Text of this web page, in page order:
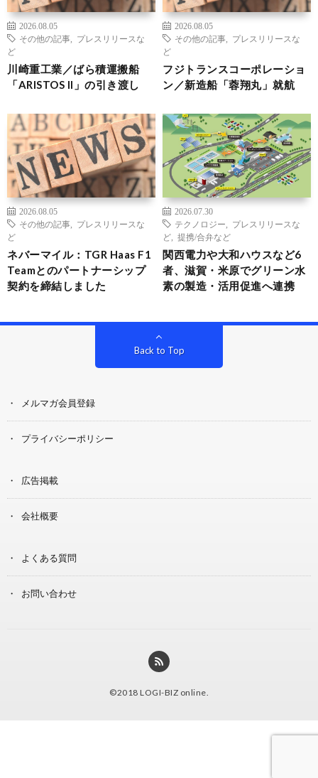
2026.08.05
その他の記事
プレスリリースな
ど
川崎重工業／ばら積運搬船
「ARISTOS II」の引き渡し
2026.08.05
その他の記事
プレスリリースな
ど
フジトランスコーポレーショ
ン／新造船「蓉翔丸」就航
2026.08.05
その他の記事
プレスリリースな
ど
ネバーマイル：TGR Haas F1
Teamとのパートナーシップ
契約を締結しました
2026.07.30
テクノロジー
プレスリリースな
ど
提携/合弁など
関西電力や大和ハウスなど6
者、滋賀・米原でグリーン水
素の製造・活用促進へ連携
Back to Top
メルマガ会員登録
プライバシーポリシー
広告掲載
会社概要
よくある質問
お問い合わせ
©2018 LOGI-BIZ online